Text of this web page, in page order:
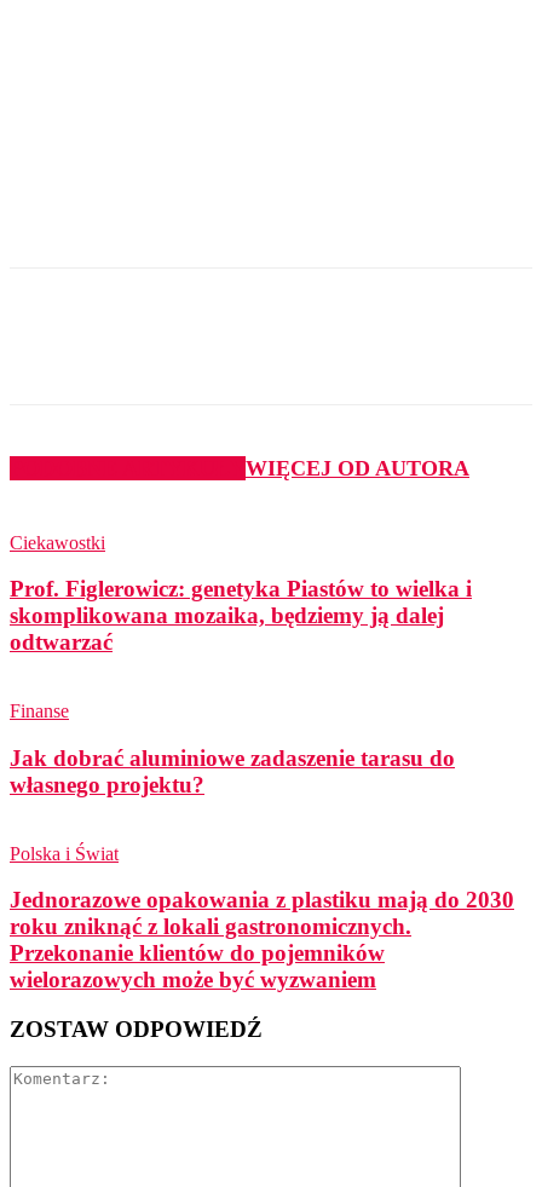
WIĘCEJ OD AUTORA
Ciekawostki
Prof. Figlerowicz: genetyka Piastów to wielka i
skomplikowana mozaika, będziemy ją dalej
odtwarzać
Finanse
Jak dobrać aluminiowe zadaszenie tarasu do
własnego projektu?
Polska i Świat
Jednorazowe opakowania z plastiku mają do 2030
roku zniknąć z lokali gastronomicznych.
Przekonanie klientów do pojemników
wielorazowych może być wyzwaniem
ZOSTAW ODPOWIEDŹ